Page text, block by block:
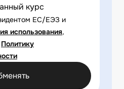
ЕС/ЕЭЗ и
использования,
Политику
курс